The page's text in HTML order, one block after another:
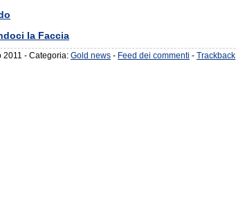
la Faccia
2011 - Categoria: Gold news - Feed dei commenti - Trackback